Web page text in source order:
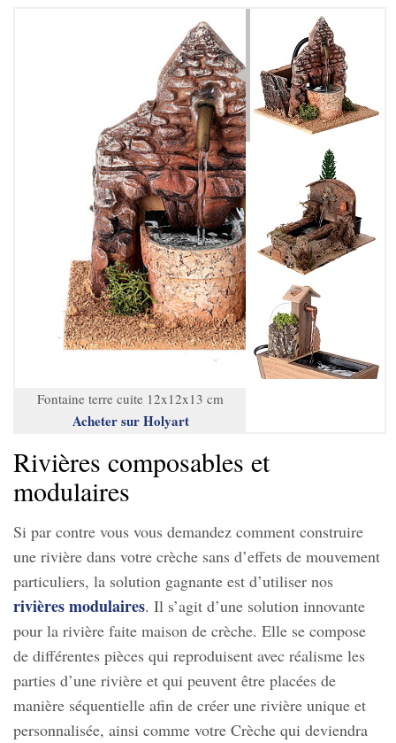
Fontaine terre cuite 12x12x13 cm
Acheter sur Holyart
Rivières composables et
modulaires
Si par contre vous vous demandez comment construire
une rivière dans votre crèche sans d’effets de mouvement
particuliers, la solution gagnante est d’utiliser nos
rivières modulaires. Il s’agit d’une solution innovante
pour la rivière faite maison de crèche. Elle se compose
de différentes pièces qui reproduisent avec réalisme les
parties d’une rivière et qui peuvent être placées de
manière séquentielle afin de créer une rivière unique et
personnalisée, ainsi comme votre Crèche qui deviendra